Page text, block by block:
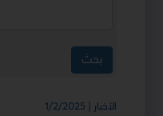
الأخبار | 1/2/2025